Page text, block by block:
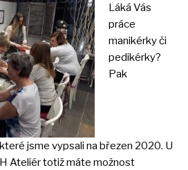
Láká Vás
práce
manikérky či
pedikérky?
Pak
jsme vypsali na březen 2020. U
Ateliér totiž máte možnost